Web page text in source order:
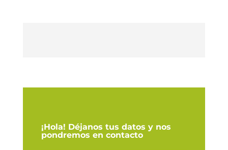
¡Hola! Déjanos tus datos y nos
pondremos en contacto